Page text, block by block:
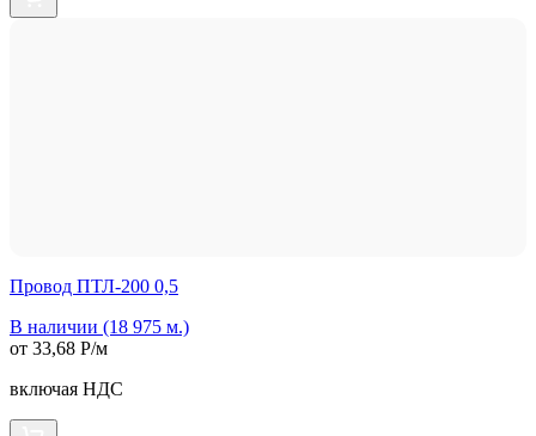
Провод ПТЛ-200 0,5
В наличии (18 975 м.)
от 33,68 Р/м
включая НДС